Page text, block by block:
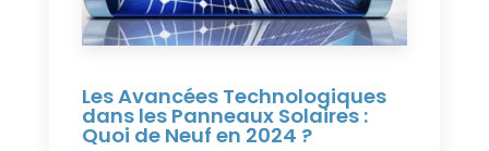
Les Avancées Technologiques
dans les Panneaux Solaires :
Quoi de Neuf en 2024 ?